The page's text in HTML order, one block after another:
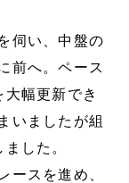
伺い、中盤の
前へ。ペース
幅更新でき
いましたが組
した。
ースを進め、